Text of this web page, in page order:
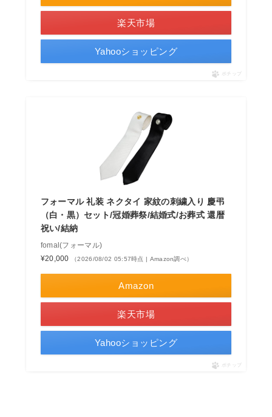
楽天市場
Yahooショッピング
ポチップ
フォーマル 礼装 ネクタイ 家紋の刺繍入り 慶弔
（白・黒）セット/冠婚葬祭/結婚式/お葬式 還暦
祝い/結納
fomal(フォーマル)
¥20,000
（2026/08/02 05:57時点 | Amazon調べ）
Amazon
楽天市場
Yahooショッピング
ポチップ